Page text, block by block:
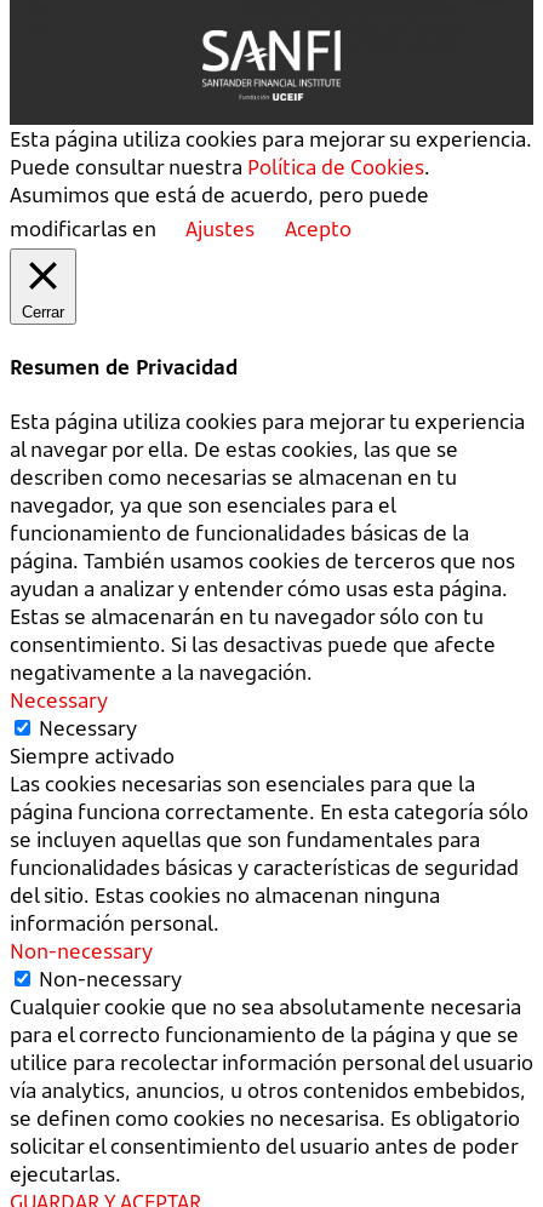
Esta página utiliza cookies para mejorar su experiencia.
Puede consultar nuestra Política de Cookies.
Asumimos que está de acuerdo, pero puede
modificarlas en
Ajustes Acepto
Cerrar
Resumen de Privacidad
Esta página utiliza cookies para mejorar tu experiencia
al navegar por ella. De estas cookies, las que se
describen como necesarias se almacenan en tu
navegador, ya que son esenciales para el
funcionamiento de funcionalidades básicas de la
página. También usamos cookies de terceros que nos
ayudan a analizar y entender cómo usas esta página.
Estas se almacenarán en tu navegador sólo con tu
consentimiento. Si las desactivas puede que afecte
negativamente a la navegación.
Necessary
Necessary
Siempre activado
Las cookies necesarias son esenciales para que la
página funciona correctamente. En esta categoría sólo
se incluyen aquellas que son fundamentales para
funcionalidades básicas y características de seguridad
del sitio. Estas cookies no almacenan ninguna
información personal.
Non-necessary
Non-necessary
Cualquier cookie que no sea absolutamente necesaria
para el correcto funcionamiento de la página y que se
utilice para recolectar información personal del usuario
vía analytics, anuncios, u otros contenidos embebidos,
se definen como cookies no necesarisa. Es obligatorio
solicitar el consentimiento del usuario antes de poder
ejecutarlas.